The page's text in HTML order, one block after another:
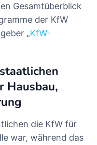
Gesamtüberblick
der KfW
„KfW-
Hausbau,
die KfW für
war, während das